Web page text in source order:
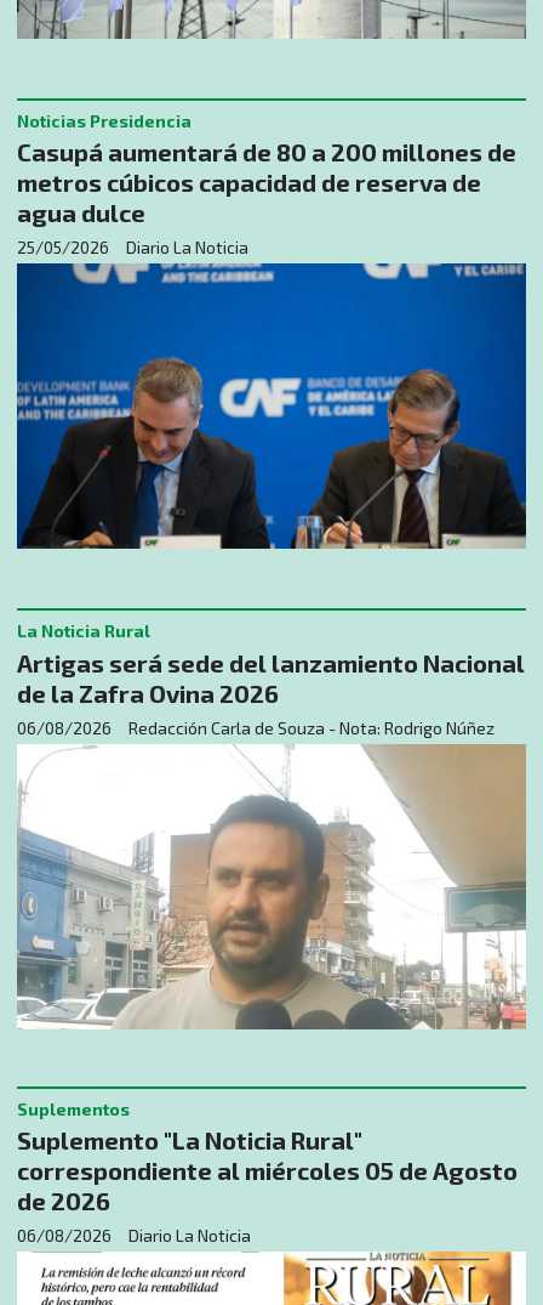
Casupá aumentará de 80 a 200 millones de
metros cúbicos capacidad de reserva de
agua dulce
Diario La Noticia
Noticias Presidencia
25/05/2026
Artigas será sede del lanzamiento Nacional
de la Zafra Ovina 2026
Redacción Carla de Souza - Nota: Rodrigo Núñez
La Noticia Rural
06/08/2026
Suplemento "La Noticia Rural"
correspondiente al miércoles 05 de Agosto
de 2026
Diario La Noticia
Suplementos
06/08/2026